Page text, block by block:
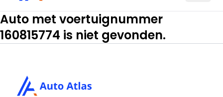
Auto met voertuignummer
160815774 is niet gevonden.